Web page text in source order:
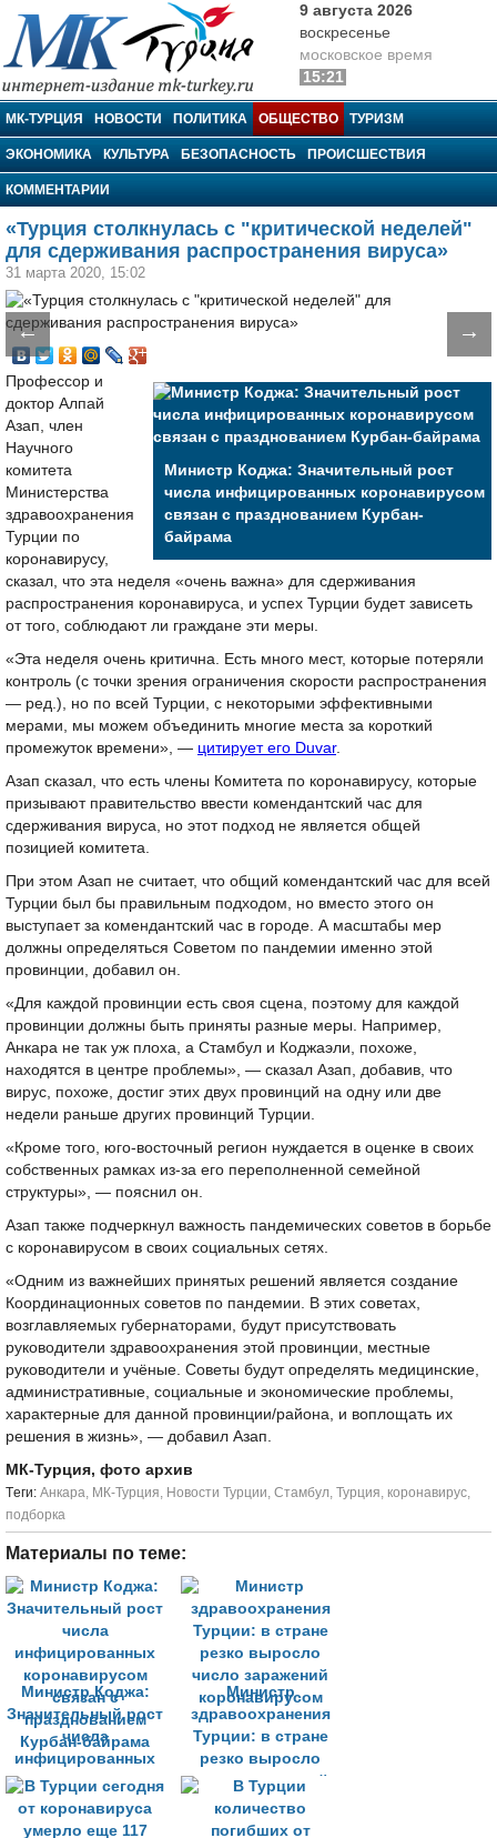
МК-Турция
9 августа 2026
воскресенье
московское время
15:21
МК-ТУРЦИЯ НОВОСТИ ПОЛИТИКА ОБЩЕСТВО ТУРИЗМ
ЭКОНОМИКА КУЛЬТУРА БЕЗОПАСНОСТЬ ПРОИСШЕСТВИЯ
КОММЕНТАРИИ
«Турция столкнулась с "критической неделей"
для сдерживания распространения вируса»
31 марта 2020, 15:02
← →
Министр Коджа: Значительный рост
числа инфицированных коронавирусом
связан с празднованием Курбан-
байрама
Профессор и
доктор Алпай
Азап, член
Научного
комитета
Министерства
здравоохранения
Турции по
коронавирусу,
сказал, что эта неделя «очень важна» для сдерживания
распространения коронавируса, и успех Турции будет зависеть
от того, соблюдают ли граждане эти меры.
«Эта неделя очень критична. Есть много мест, которые потеряли
контроль (с точки зрения ограничения скорости распространения
— ред.), но по всей Турции, с некоторыми эффективными
мерами, мы можем объединить многие места за короткий
промежуток времени», — цитирует его Duvar.
Азап сказал, что есть члены Комитета по коронавирусу, которые
призывают правительство ввести комендантский час для
сдерживания вируса, но этот подход не является общей
позицией комитета.
При этом Азап не считает, что общий комендантский час для всей
Турции был бы правильным подходом, но вместо этого он
выступает за комендантский час в городе. А масштабы мер
должны определяться Советом по пандемии именно этой
провинции, добавил он.
«Для каждой провинции есть своя сцена, поэтому для каждой
провинции должны быть приняты разные меры. Например,
Анкара не так уж плоха, а Стамбул и Коджаэли, похоже,
находятся в центре проблемы», — сказал Азап, добавив, что
вирус, похоже, достиг этих двух провинций на одну или две
недели раньше других провинций Турции.
«Кроме того, юго-восточный регион нуждается в оценке в своих
собственных рамках из-за его переполненной семейной
структуры», — пояснил он.
Азап также подчеркнул важность пандемических советов в борьбе
с коронавирусом в своих социальных сетях.
«Одним из важнейших принятых решений является создание
Координационных советов по пандемии. В этих советах,
возглавляемых губернаторами, будут присутствовать
руководители здравоохранения этой провинции, местные
руководители и учёные. Советы будут определять медицинские,
административные, социальные и экономические проблемы,
характерные для данной провинции/района, и воплощать их
решения в жизнь», — добавил Азап.
МК-Турция, фото архив
Tеги: Анкара, МК-Турция, Новости Турции, Стамбул, Турция, коронавирус,
подборка
Материалы по теме:
Министр Коджа:
Значительный рост
числа
инфицированных
коронавирусом
связан с
празднованием
Министр
здравоохранения
Турции: в стране
резко выросло
число заражений
коронавирусом